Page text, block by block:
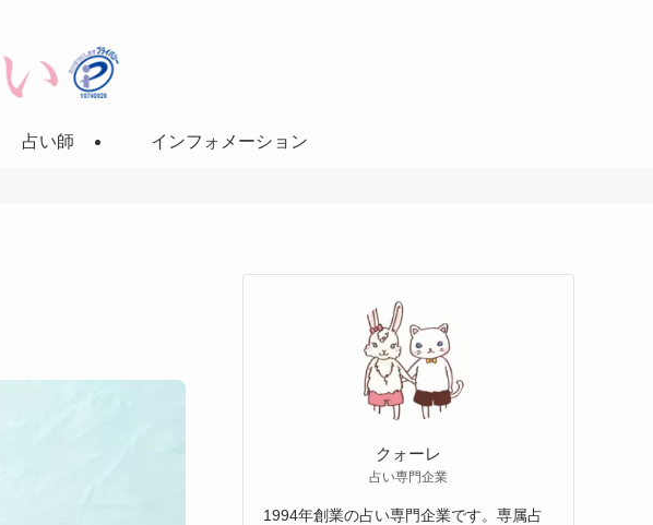
占い師 インフォメーション
クォーレ
占い専門企業
1994年創業の占い専門企業です。専属占